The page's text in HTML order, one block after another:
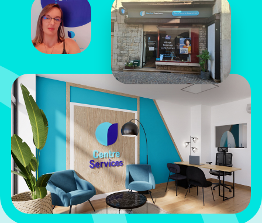
Hélène
NOBLET
10, rue du commerce
39000 Lons le Saunier